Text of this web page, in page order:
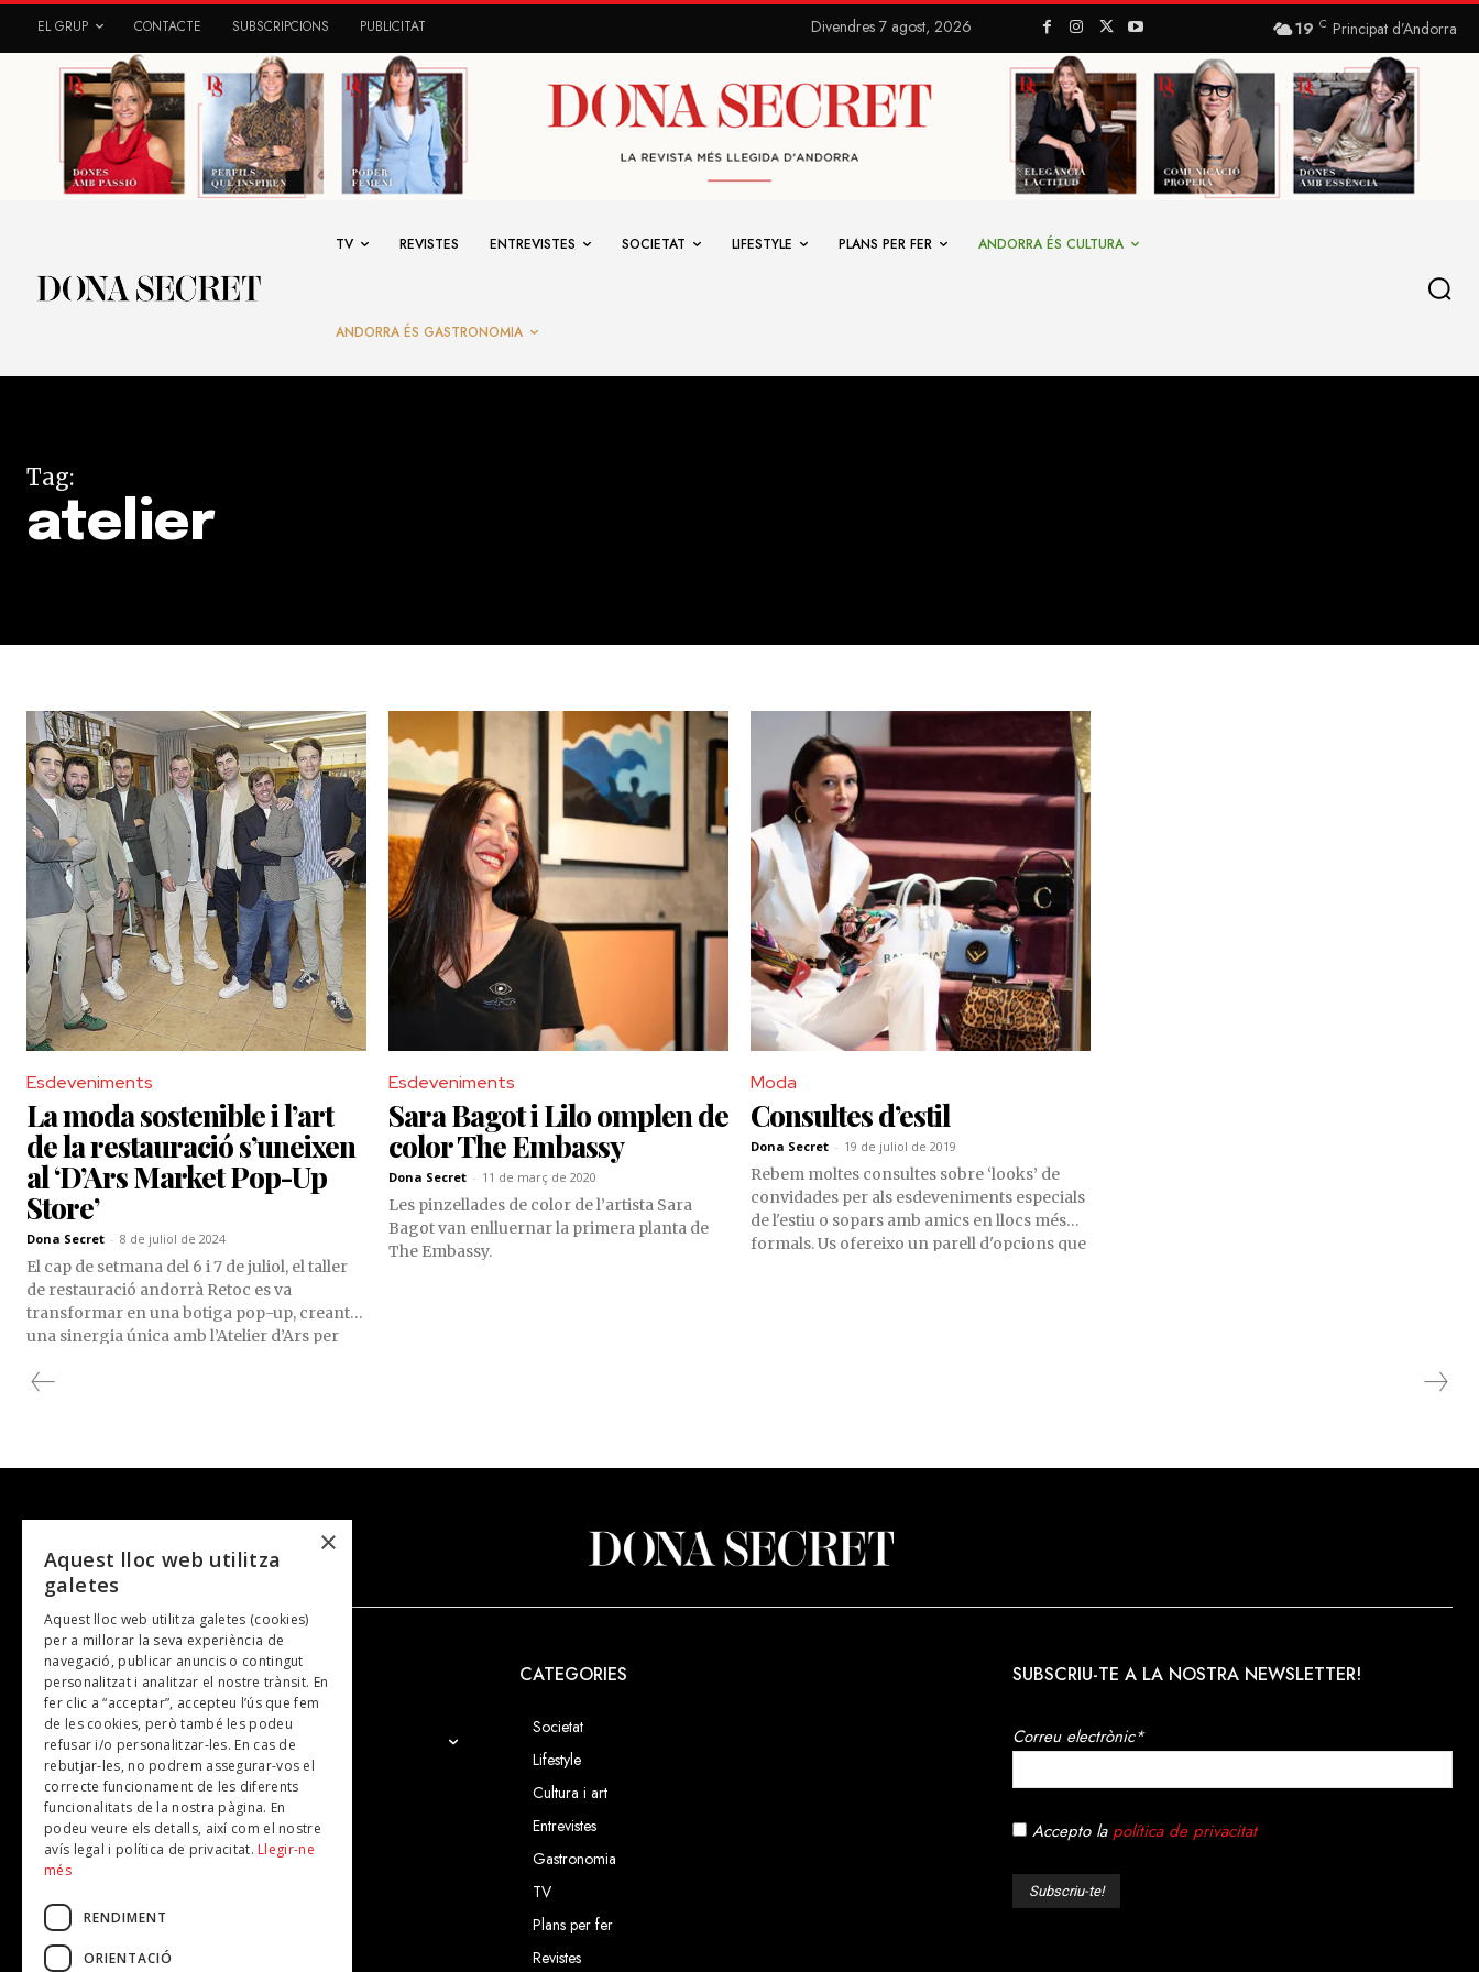
EL GRUP CONTACTE SUBSCRIPCIONS PUBLICITAT Divendres 7 agost, 2026 19 C Principat d’Andorra
TV REVISTES ENTREVISTES SOCIETAT LIFESTYLE PLANS PER FER ANDORRA ÉS CULTURA
ANDORRA ÉS GASTRONOMIA
Tag:
atelier
Esdeveniments
La moda sostenible i l’art
de la restauració s’uneixen
al ‘D’Ars Market Pop-Up
Store’
Dona Secret - 8 de juliol de 2024
El cap de setmana del 6 i 7 de juliol, el taller
de restauració andorrà Retoc es va
transformar en una botiga pop-up, creant
una sinergia única amb l’Atelier d’Ars per
L’esdeveniment va oferir als visitants
Esdeveniments
Sara Bagot i Lilo omplen de
color The Embassy
Dona Secret - 11 de març de 2020
Les pinzellades de color de l’artista Sara
Bagot van enlluernar la primera planta de
The Embassy.
Moda
Consultes d’estil
Dona Secret - 19 de juliol de 2019
Rebem moltes consultes sobre ‘looks’ de
convidades per als esdeveniments especials
de l'estiu o sopars amb amics en llocs més
formals. Us ofereixo un parell d'opcions que
NOSALTRES
El Grup
Contacte
Subscripcions
Publicitat
CATEGORIES
Societat
Lifestyle
Cultura i art
Entrevistes
Gastronomia
TV
Plans per fer
Revistes
SUBSCRIU-TE A LA NOSTRA NEWSLETTER!
Correu electrònic*
Accepto la política de privacitat
×
Aquest lloc web utilitza
galetes
Aquest lloc web utilitza galetes (cookies)
per a millorar la seva experiència de
navegació, publicar anuncis o contingut
personalitzat i analitzar el nostre trànsit. En
fer clic a “acceptar”, accepteu l’ús que fem
de les cookies, però també les podeu
refusar i/o personalitzar-les. En cas de
rebutjar-les, no podrem assegurar-vos el
correcte funcionament de les diferents
funcionalitats de la nostra pàgina. En
podeu veure els detalls, així com el nostre
avís legal i política de privacitat. Llegir-ne
més
RENDIMENT
ORIENTACIÓ